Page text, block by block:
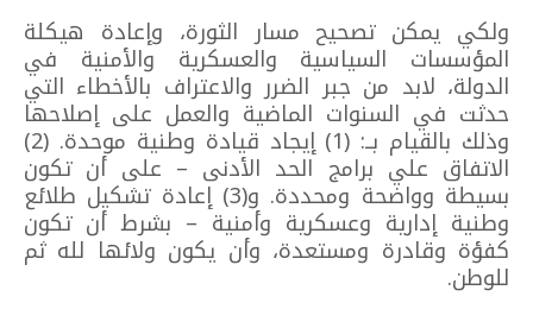
ولكي يمكن تصحيح مسار الثورة، وإعادة هيكلة
المؤسسات السياسية والعسكرية والأمنية في
الدولة، لابد من جبر الضرر والاعتراف بالأخطاء التي
حدثت في السنوات الماضية والعمل على إصلاحها
وذلك بالقيام بــ: (1) إيجاد قيادة وطنية موحدة. (2)
الاتفاق علي برامج الحد الأدنى – على أن تكون
بسيطة وواضحة ومحددة. و(3) إعادة تشكيل طلائع
وطنية إدارية وعسكرية وأمنية – بشرط أن تكون
كفؤة وقادرة ومستعدة، وأن يكون ولائها لله ثم
للوطن.